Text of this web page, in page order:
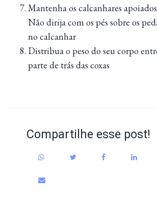
Mantenha os calcanhares
Não dirija com os pés sobre os
no calcanhar
Distribua o peso do seu corpo
parte de trás das coxas
Compartilhe esse post!